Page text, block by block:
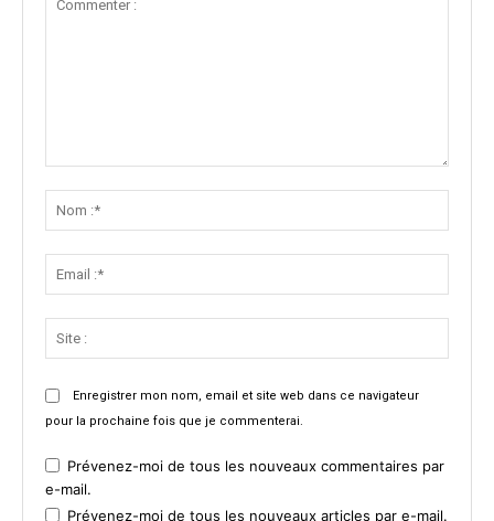
Enregistrer mon nom, email et site web dans ce navigateur
pour la prochaine fois que je commenterai.
Prévenez-moi de tous les nouveaux commentaires par
e-mail.
Prévenez-moi de tous les nouveaux articles par e-mail.